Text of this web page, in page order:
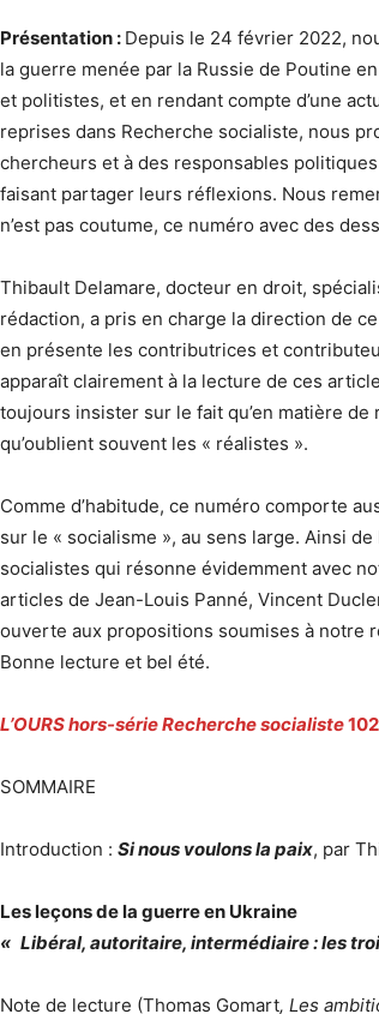
Présentation : Depuis le 24 février 2022,
la guerre menée par la Russie de Poutine
et politistes, et en rendant compte d’une
reprises dans Recherche socialiste, nous
chercheurs et à des responsables
faisant partager leurs réflexions. Nous
n’est pas coutume, ce numéro avec des
Thibault Delamare, docteur en droit,
rédaction, a pris en charge la direction de
en présente les contributrices et
apparaît clairement à la lecture de ces
toujours insister sur le fait qu’en matière
qu’oublient souvent les « réalistes ».
Comme d’habitude, ce numéro comporte
sur le « socialisme », au sens large. Ainsi
socialistes qui résonne évidemment avec
articles de Jean-Louis Panné, Vincent
ouverte aux propositions soumises à notre
Bonne lecture et bel été.
L’OURS hors-série Recherche socialiste
SOMMAIRE
Introduction : Si nous voulons la paix, par
Les leçons de la guerre en Ukraine
« Libéral, autoritaire, intermédiaire : les
Note de lecture (Thomas Gomart, Les